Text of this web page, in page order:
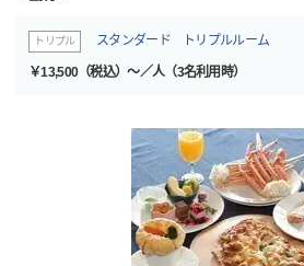
トリプル スタンダード トリプルルーム
￥13,500（税込）～／人（3名利用時）